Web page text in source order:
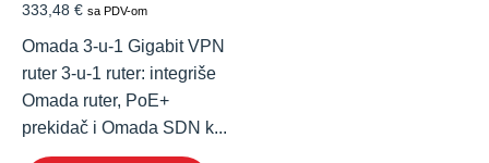
333,48 € sa PDV-om
Omada 3-u-1 Gigabit VPN
ruter 3-u-1 ruter: integriše
Omada ruter, PoE+
prekidač i Omada SDN k...